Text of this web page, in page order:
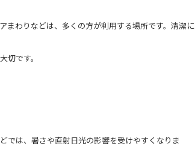
まわりなどは、多くの方が利用する場所です。清潔に
切です。
では、暑さや直射日光の影響を受けやすくなりま